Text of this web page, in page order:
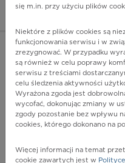
ZALOGUJ SIĘ
E10.4 - Z powikłaniami
Więcej na lekiicd10.pl
się m.in. przy użyciu plików
Niektóre z plików cookies są
funkcjonowania serwisu i w
zrezygnować. W przypadku
są również w celu poprawy
serwisu z treściami
celu śledzenia aktywności
Wyrażona zgoda jest
wycofać, dokonując zmiany w
zgody pozostanie bez wpływu
cookies, którego dokonano na
Więcej informacji na temat
cookie zawartych jest w